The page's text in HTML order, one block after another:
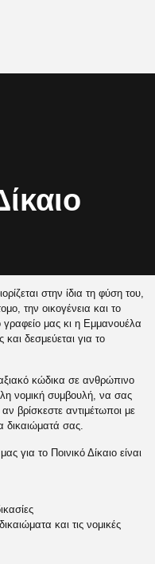
στην ίδια τη φύση του,
την οικογένεια και το
γραφείο μας κι η Εμμανουέλα
και δεσμεύεται για το
κώδικα σε ανθρώπινο
νομική συμβουλή, να σας
βρίσκεστε αντιμέτωποι με
δικαιώματά σας.
για το Ποινικό Δίκαιο είναι
και τις νομικές